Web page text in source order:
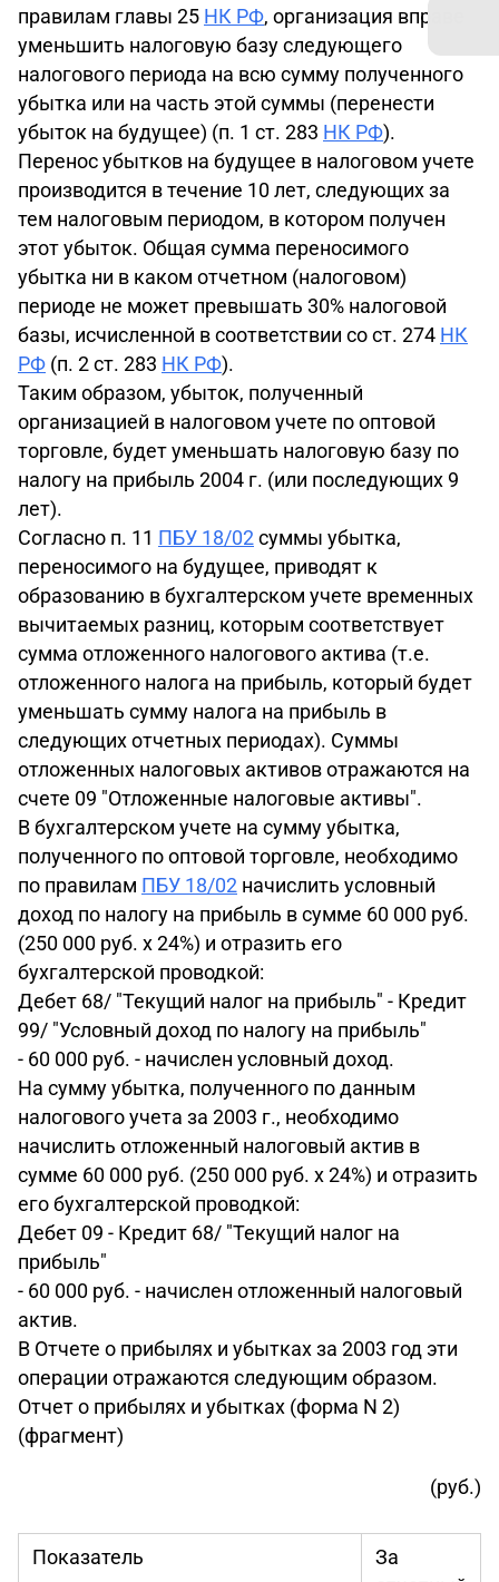
правилам главы 25 НК РФ, организация вправе
уменьшить налоговую базу следующего
налогового периода на всю сумму полученного
убытка или на часть этой суммы (перенести
убыток на будущее) (п. 1 ст. 283 НК РФ).
Перенос убытков на будущее в налоговом учете
производится в течение 10 лет, следующих за
тем налоговым периодом, в котором получен
этот убыток. Общая сумма переносимого
убытка ни в каком отчетном (налоговом)
периоде не может превышать 30% налоговой
базы, исчисленной в соответствии со ст. 274 НК
РФ (п. 2 ст. 283 НК РФ).
Таким образом, убыток, полученный
организацией в налоговом учете по оптовой
торговле, будет уменьшать налоговую базу по
налогу на прибыль 2004 г. (или последующих 9
лет).
Согласно п. 11 ПБУ 18/02суммы убытка,
переносимого на будущее, приводят к
образованию в бухгалтерском учете временных
вычитаемых разниц, которым соответствует
сумма отложенного налогового актива (т.е.
отложенного налога на прибыль, который будет
уменьшать сумму налога на прибыль в
следующих отчетных периодах). Суммы
отложенных налоговых активов отражаются на
счете 09 "Отложенные налоговые активы".
В бухгалтерском учете на сумму убытка,
полученного по оптовой торговле, необходимо
по правилам ПБУ 18/02 начислить условный
доход по налогу на прибыль в сумме 60 000 руб.
(250 000 руб. х 24%) и отразить его
бухгалтерской проводкой:
Дебет 68/ "Текущий налог на прибыль" - Кредит
99/ "Условный доход по налогу на прибыль"
- 60 000 руб. - начислен условный доход.
На сумму убытка, полученного по данным
налогового учета за 2003 г., необходимо
начислить отложенный налоговый актив в
сумме 60 000 руб. (250 000 руб. х 24%) и отразить
его бухгалтерской проводкой:
Дебет 09 - Кредит 68/ "Текущий налог на
прибыль"
- 60 000 руб. - начислен отложенный налоговый
актив.
В Отчете о прибылях и убытках за 2003 год эти
операции отражаются следующим образом.
Отчет о прибылях и убытках (форма N 2)
(фрагмент)
(руб.)
Показатель
За